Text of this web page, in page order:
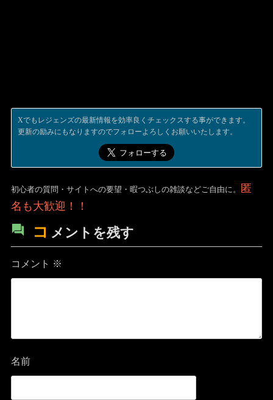
Xでもレジェンズの最新情報を効率良くチェックスする事ができます。
更新の励みにもなりますのでフォローよろしくお願いいたします。
初心者の質問・サイトへの要望・暇つぶしの雑談などご自由に。
匿
名も大歓迎！！
コ メントを残す
コメント ※
名前